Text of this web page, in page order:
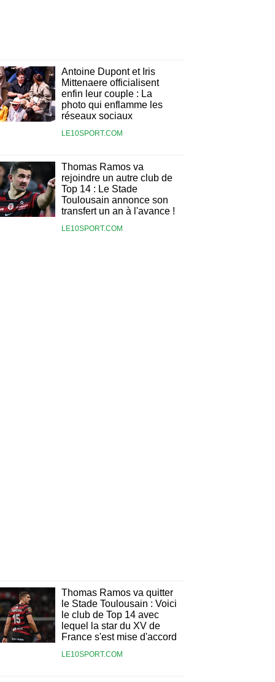
Antoine Dupont et Iris
Mittenaere officialisent
enfin leur couple : La
photo qui enflamme les
réseaux sociaux
LE10SPORT.COM
Thomas Ramos va
rejoindre un autre club de
Top 14 : Le Stade
Toulousain annonce son
transfert un an à l'avance !
LE10SPORT.COM
Thomas Ramos va quitter
le Stade Toulousain : Voici
le club de Top 14 avec
lequel la star du XV de
France s'est mise d'accord
LE10SPORT.COM